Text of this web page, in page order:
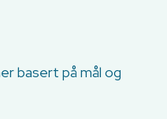
basert på mål og